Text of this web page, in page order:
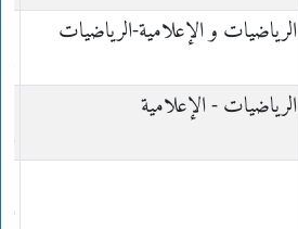
الرياضيات و الإعلامية-الرياضيات
الرياضيات - الإعلامية